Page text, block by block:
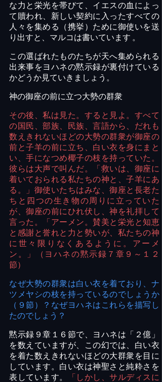
な力と栄光を帯びて、イエスの血によっ
て贖われ、新しい契約に入ったすべての
人々を集める（携挙）ために御使いを送
り出すと、マルコは書いています 。
この選ばれたものたちが天へ集められる
出来事をヨハネの黙示録が裏付けている
かどうか見ていきましょう。
神の御座の前に立つ大勢の群衆
その後、私は見た。すると見よ。すべて
の国民、部族、民族、言語から、だれも
数えきれないほどの大勢の群衆が御座の
前と子羊の前に立ち、白い衣を身にまと
い、手になつめ椰子の枝を持っていた。
彼らは大声で叫んだ。「救いは、御座に
着いておられる私たちの神と、子羊にあ
る。」御使いたちはみな、御座と長老た
ちと四つの生き物の周りに立っていた
が、御座の前にひれ伏し、神を礼拝して
言った。「アーメン。賛美と栄光と知恵
と感謝と誉れと力と勢いが、私たちの神
に世々限りなくあるように。アーメ
ン。」（ヨハネの黙示録７章９～１２
節）
なぜ大勢の群衆は白い衣を着ており、ナ
ツメヤシの枝を持っているのでしょうか
（９節）？なぜヨハネはこれらを描写し
たのでしょう？
黙示録９章１６節で、ヨハネは「２億」
を数えていますが、この幻では、白い衣
を着た数えきれないほどの大群衆を目に
しています。白い衣は神聖さと純粋さを
表しています。
「しかし、サルディスに